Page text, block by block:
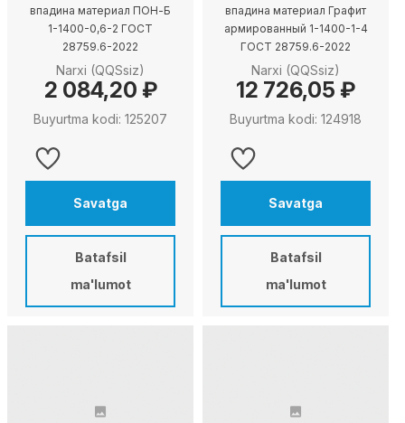
впадина материал ПОН-Б
1-1400-0,6-2 ГОСТ
28759.6-2022
Narxi (QQSsiz)
2 084,20 ₽
Buyurtma kodi: 125207
Savatga
Batafsil
ma'lumot
впадина материал Графит
армированный 1-1400-1-4
ГОСТ 28759.6-2022
Narxi (QQSsiz)
12 726,05 ₽
Buyurtma kodi: 124918
Savatga
Batafsil
ma'lumot